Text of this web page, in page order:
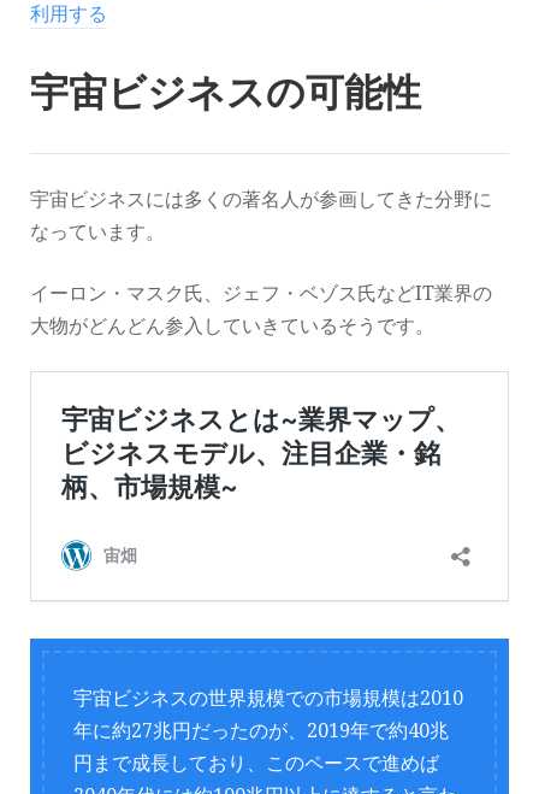
利用する
宇宙ビジネスの可能性
宇宙ビジネスには多くの著名人が参画してきた分野に
なっています。
イーロン・マスク氏、ジェフ・ベゾス氏などIT業界の
大物がどんどん参入していきているそうです。
宇宙ビジネスの世界規模での市場規模は2010
年に約27兆円だったのが、2019年で約40兆
円まで成長しており、このペースで進めば